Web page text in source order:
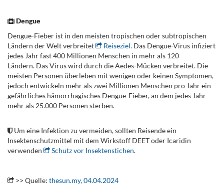
Dengue
Dengue-Fieber ist in den meisten tropischen oder subtropischen
Ländern der Welt verbreitet
Reiseziel. Das Dengue-Virus infiziert
jedes Jahr fast 400 Millionen Menschen in mehr als 120
Ländern. Das Virus wird durch die Aedes-Mücken verbreitet. Die
meisten Personen überleben mit wenigen oder keinen Symptomen,
jedoch entwickeln mehr als zwei Millionen Menschen pro Jahr ein
gefährliches hämorrhagisches Dengue-Fieber, an dem jedes Jahr
mehr als 25.000 Personen sterben.
Um eine Infektion zu vermeiden, sollten Reisende ein
Insektenschutzmittel mit dem Wirkstoff DEET oder Icaridin
verwenden
Schutz vor Insektenstichen.
>> Quelle: thesun.my, 04.04.2024